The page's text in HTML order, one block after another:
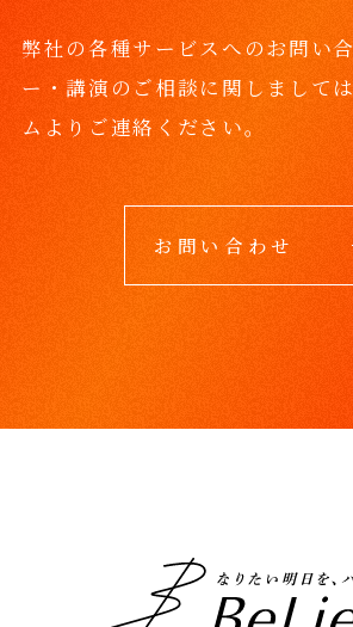
弊社の各種サービスへのお問い
ー・講演のご相談に関しましては
ムよりご連絡ください。
お問い合わせ